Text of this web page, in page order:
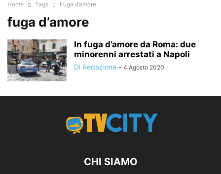
Home Tags Fuga d’amore
fuga d’amore
In fuga d’amore da Roma: due
minorenni arrestati a Napoli
Di Redazione - 4 Agosto 2020
CHI SIAMO